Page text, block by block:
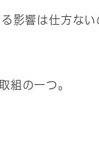
影響は仕方ない
組の一つ。